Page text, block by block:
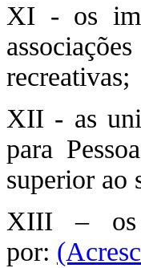
XI - os
recreativas;
XII - as
para
superior ao
XIII – os
por: